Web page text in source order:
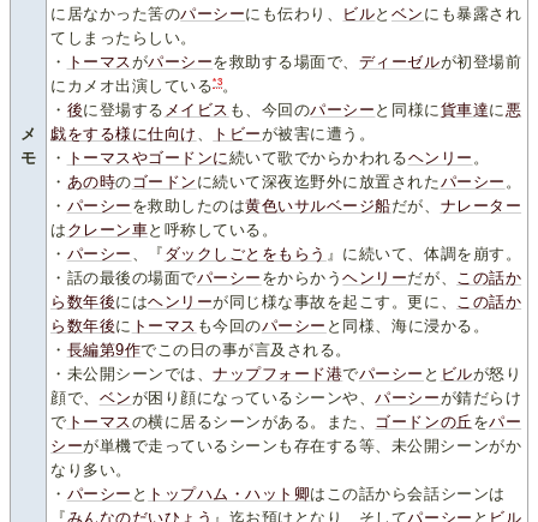
メ
モ
に居なかった筈のパーシーにも伝わり、 ビルと ベン にも暴露され
てしまったらしい。
・
トーマス がパーシーを救助する場面で、 ディーゼルが初登場前
にカメオ出演している*3。
・ 後に登場する メイビス も、今回のパーシー と同様に貨車達に悪
戯をする様に仕向け 、 トビーが被害に遭う。
・
トーマスやゴードンに続いて歌でからかわれるヘンリー 。
・ あの時のゴードン に続いて深夜迄野外に放置されたパーシー 。
・ パーシー を救助したのは黄色いサルベージ船だが、 ナレーター
は クレーン車と呼称している。
・ パーシー 、『 ダックしごとをもらう 』に続いて、体調を崩す。
・話の最後の場面でパーシー をからかうヘンリーだが、 この話か
ら数年後にはヘンリーが同じ様な事故を起こす。更に、 この話か
ら 数年後に トーマス も今回のパーシー と同様、海に浸かる。
・ 長編第9作でこの日の事が言及される。
・未公開シーンでは、ナップフォード港でパーシー と ビルが怒り
顔で、 ベンが困り顔になっているシーンや、パーシーが錆だらけ
で トーマスの横に居るシーンがある。また、 ゴードンの丘 をパー
シーが単機で走っているシーンも存在する等、未公開シーンがか
なり多い。
・ パーシー と トップハム・ハット卿はこの話から会話シーンは
『みんなのだいひょう 』迄お預けとなり、そしてパーシー と ビル